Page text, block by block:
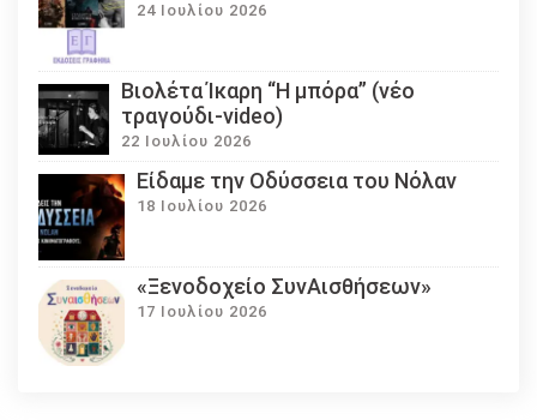
24 Ιουλίου 2026
Βιολέτα Ίκαρη “Η μπόρα” (νέο
τραγούδι-video)
22 Ιουλίου 2026
Eίδαμε την Οδύσσεια του Νόλαν
18 Ιουλίου 2026
«Ξενοδοχείο ΣυνΑισθήσεων»
17 Ιουλίου 2026